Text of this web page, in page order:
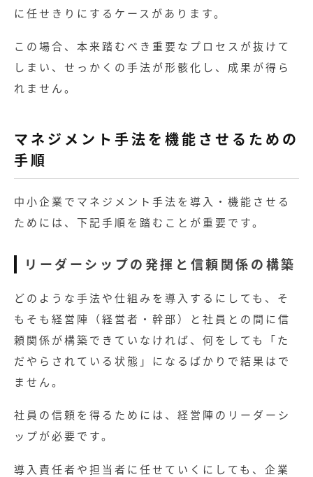
に任せきりにするケースがあります。
この場合、本来踏むべき重要なプロセスが抜けて
しまい、せっかくの手法が形骸化し、成果が得ら
れません。
マネジメント手法を機能させるための
手順
中小企業でマネジメント手法を導入・機能させる
ためには、下記手順を踏むことが重要です。
リーダーシップの発揮と信頼関係の構築
どのような手法や仕組みを導入するにしても、そ
もそも経営陣（経営者・幹部）と社員との間に信
頼関係が構築できていなければ、何をしても「た
だやらされている状態」になるばかりで結果はで
ません。
社員の信頼を得るためには、経営陣のリーダーシ
ップが必要です。
導入責任者や担当者に任せていくにしても、企業